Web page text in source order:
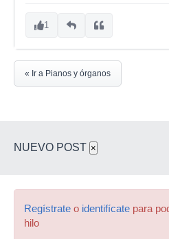
1
« Ir a Pianos y órganos
NUEVO POST ×
Regístrate o identifícate para
hilo